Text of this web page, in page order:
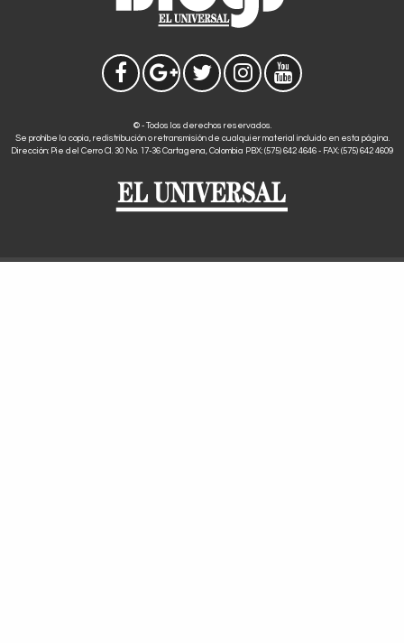
© - Todos los derechos reservados.
Se prohíbe la copia, redistribución o retransmisión de cualquier material incluido en esta página.
Dirección: Pie del Cerro Cl. 30 No. 17-36 Cartagena, Colombia PBX: (575) 642 4646 - FAX: (575) 642 4609